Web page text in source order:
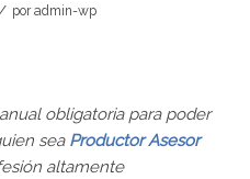
/ poradmin-wp
obligatoria para poder
sea Productor Asesor
altamente